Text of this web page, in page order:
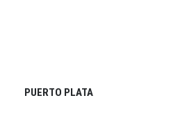
PUERTO PLATA